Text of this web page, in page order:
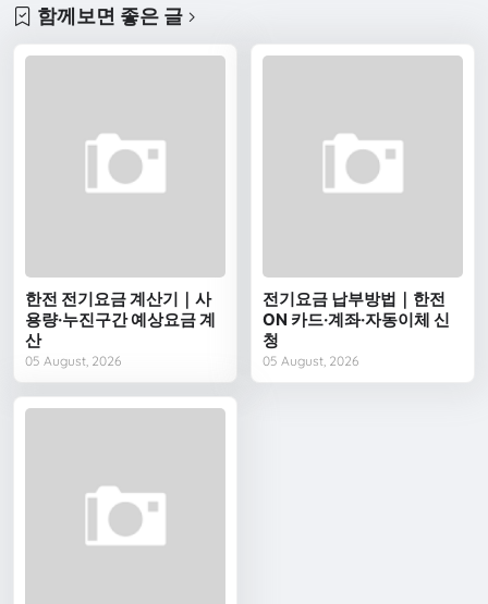
함께보면 좋은 글
한전 전기요금 계산기｜사
용량·누진구간 예상요금 계
산
05 August, 2026
전기요금 납부방법｜한전
ON 카드·계좌·자동이체 신
청
05 August, 2026